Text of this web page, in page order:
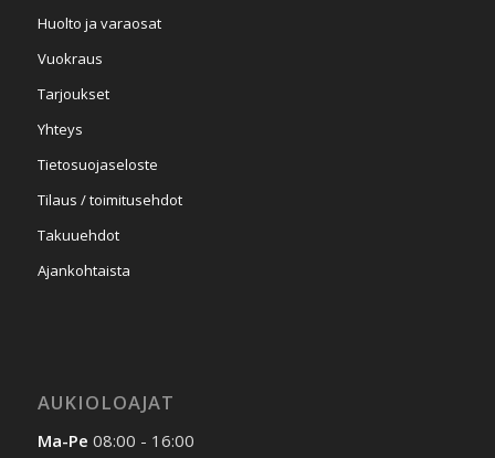
Huolto ja varaosat
Vuokraus
Tarjoukset
Yhteys
Tietosuojaseloste
Tilaus / toimitusehdot
Takuuehdot
Ajankohtaista
AUKIOLOAJAT
Ma-Pe 08:00 - 16:00